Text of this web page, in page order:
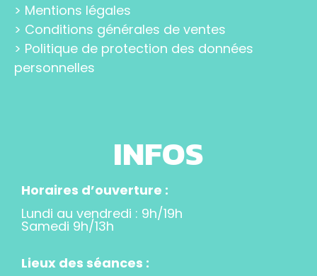
> Mentions légales
> Conditions générales de ventes
> Politique de protection des données
personnelles
INFOS
Horaires d’ouverture :
Lundi au vendredi : 9h/19h
Samedi 9h/13h
Lieux des séances :